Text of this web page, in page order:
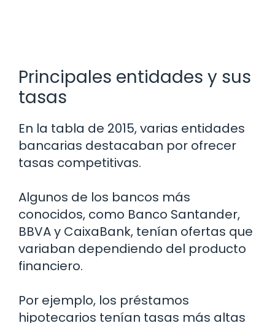
Principales entidades y sus
tasas
En la tabla de 2015, varias entidades
bancarias destacaban por ofrecer
tasas competitivas.
Algunos de los bancos más
conocidos, como Banco Santander,
BBVA y CaixaBank, tenían ofertas que
variaban dependiendo del producto
financiero.
Por ejemplo, los préstamos
hipotecarios tenían tasas más altas